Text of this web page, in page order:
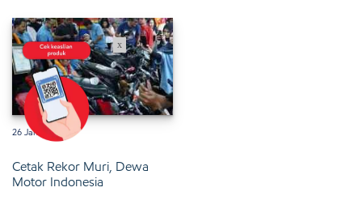
26 Januari 2025
Cetak Rekor Muri, Dewa
Motor Indonesia
x